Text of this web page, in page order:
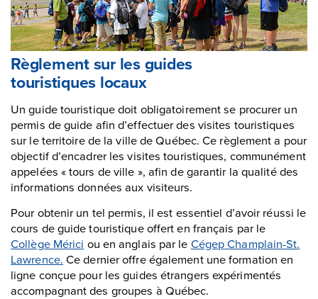
Règlement sur les guides
touristiques locaux
Un guide touristique doit obligatoirement se procurer un
permis de guide afin d’effectuer des visites touristiques
sur le territoire de la ville de Québec. Ce règlement a pour
objectif d’encadrer les visites touristiques, communément
appelées « tours de ville », afin de garantir la qualité des
informations données aux visiteurs.
Pour obtenir un tel permis, il est essentiel d’avoir réussi le
cours de guide touristique offert en français par le
Collège Mérici ou en anglais par le Cégep Champlain-St.
Lawrence. Ce dernier offre également une formation en
ligne conçue pour les guides étrangers expérimentés
accompagnant des groupes à Québec.